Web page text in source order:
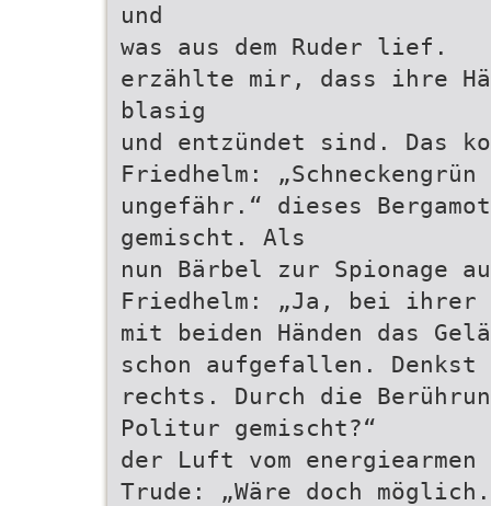
und
was aus dem Ruder lief.
erzählte mir, dass ihre
blasig
und entzündet sind. Das
Friedhelm:
ungefähr.“ dieses
gemischt. Als
nun Bärbel zur Spionage
Friedhelm: „Ja, bei ihrer
mit beiden Händen das
schon aufgefallen.
rechts. Durch die
Politur gemischt?“
der Luft vom
Trude: „Wäre doch